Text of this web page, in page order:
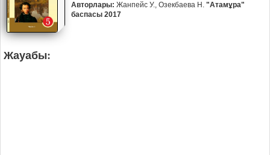
Авторлары: Жанпейс У., Озекбаева Н. "Атамұра"
баспасы 2017
Жауабы: